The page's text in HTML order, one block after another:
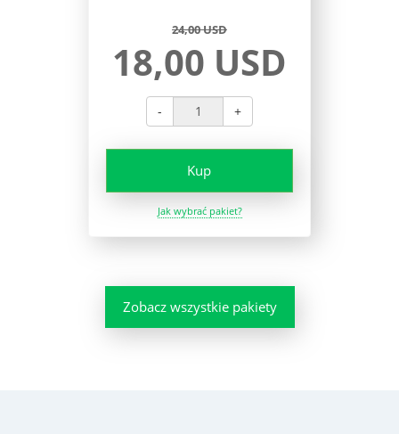
24,00 USD
18,00 USD
- +
Kup
Jak wybrać pakiet?
Zobacz wszystkie pakiety